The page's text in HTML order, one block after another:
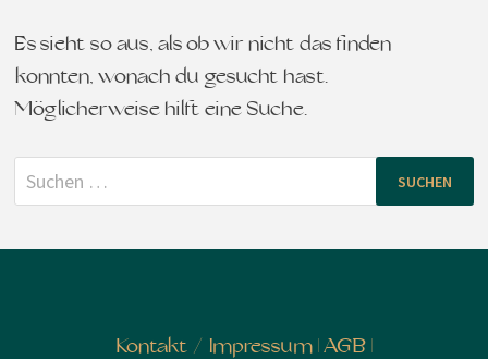
Es sieht so aus, als ob wir nicht das finden
konnten, wonach du gesucht hast.
Möglicherweise hilft eine Suche.
Suchen
nach:
Kontakt / Impressum| AGB|